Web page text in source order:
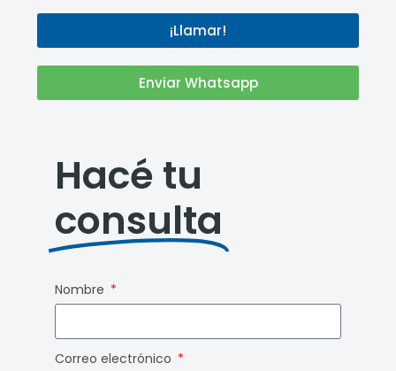
¡Llamar!
Enviar Whatsapp
Hacé tu
consulta
Nombre
Correo electrónico